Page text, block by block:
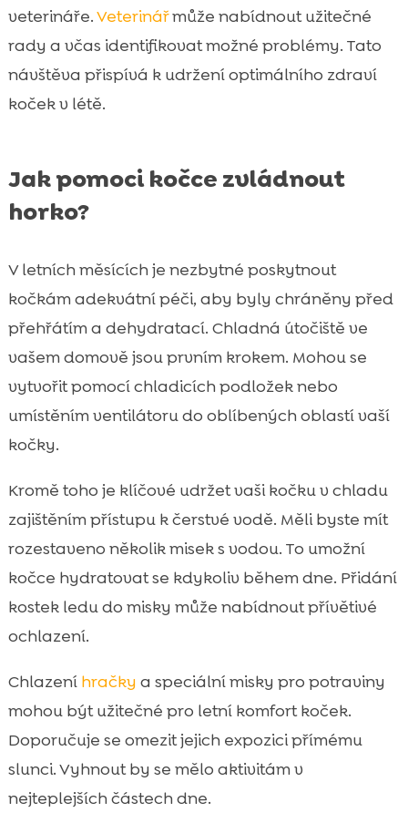
veterináře.Veterinářmůže nabídnout užitečné
rady a včas identifikovat možné problémy. Tato
návštěva přispívá k udržení optimálního zdraví
koček v létě.
Jak pomoci kočce zvládnout
horko?
V letních měsících je nezbytné poskytnout
kočkám adekvátní péči, aby byly chráněny před
přehřátím a dehydratací. Chladná útočiště ve
vašem domově jsou prvním krokem. Mohou se
vytvořit pomocí chladicích podložek nebo
umístěním ventilátoru do oblíbených oblastí vaší
kočky.
Kromě toho je klíčové udržet vaši kočku v chladu
zajištěním přístupu k čerstvé vodě. Měli byste mít
rozestaveno několik misek s vodou. To umožní
kočce hydratovat se kdykoliv během dne. Přidání
kostek ledu do misky může nabídnout přívětivé
ochlazení.
Chlazení hračky a speciální misky pro potraviny
mohou být užitečné pro letní komfort koček.
Doporučuje se omezit jejich expozici přímému
slunci. Vyhnout by se mělo aktivitám v
nejteplejších částech dne.